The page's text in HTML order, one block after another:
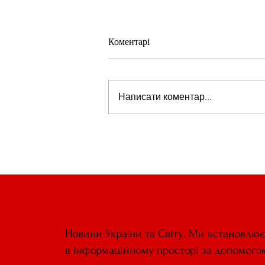
Коментарі
Написати коментар...
Новини України та Світу. Ми
в інформаційному просторі за